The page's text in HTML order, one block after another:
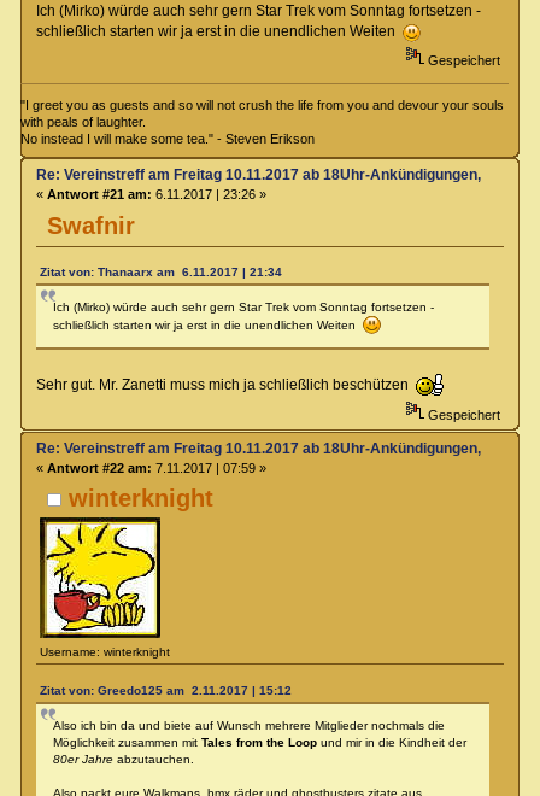
Ich (Mirko) würde auch sehr gern Star Trek vom Sonntag fortsetzen -
schließlich starten wir ja erst in die unendlichen Weiten
Gespeichert
"I greet you as guests and so will not crush the life from you and devour your souls
with peals of laughter.
No instead I will make some tea." - Steven Erikson
Swafnir
Re: Vereinstreff am Freitag 10.11.2017 ab 18Uhr-Ankündigungen,
« Antwort #21 am: 6.11.2017 | 23:26 »
Zitat von: Thanaarx am 6.11.2017 | 21:34
Ich (Mirko) würde auch sehr gern Star Trek vom Sonntag fortsetzen -
schließlich starten wir ja erst in die unendlichen Weiten
Sehr gut. Mr. Zanetti muss mich ja schließlich beschützen
Gespeichert
winterknight
Username: winterknight
Re: Vereinstreff am Freitag 10.11.2017 ab 18Uhr-Ankündigungen,
« Antwort #22 am: 7.11.2017 | 07:59 »
Zitat von: Greedo125 am 2.11.2017 | 15:12
Also ich bin da und biete auf Wunsch mehrere Mitglieder nochmals die
Möglichkeit zusammen mit Tales from the Loopund mir in die Kindheit der
80er Jahreabzutauchen.
Also packt eure Walkmans, bmx räder und ghostbusters zitate aus.